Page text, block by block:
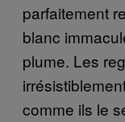
parfaitement
blanc
plume. Les
comme ils le